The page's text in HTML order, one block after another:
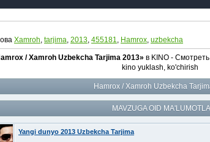
Xamroh tarjima 2013 455181 Hamrox uzbekcha
/ Xamroh Uzbekcha Tarjima 2013» в KINO -
kino yuklash, ko'chirish
Hamrox / Xamroh Uzbekcha
MAVZUGA OID
Yangi dunyo 2013 Uzbekcha Tarjima